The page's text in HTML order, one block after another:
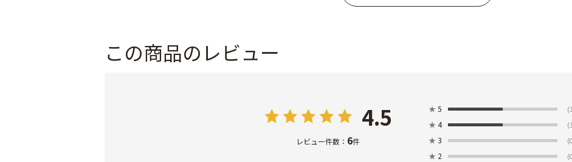
この商品のレビュー
4.5
レビュー件数： 6件
★ 5
★ 4
★ 3
★ 2